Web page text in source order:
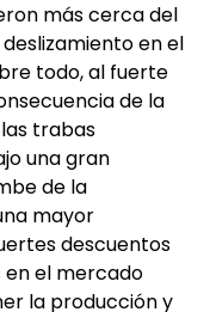
más cerca del
en el
todo, al fuerte
de la
trabas
una gran
de la
mayor
descuentos
el mercado
la producción y